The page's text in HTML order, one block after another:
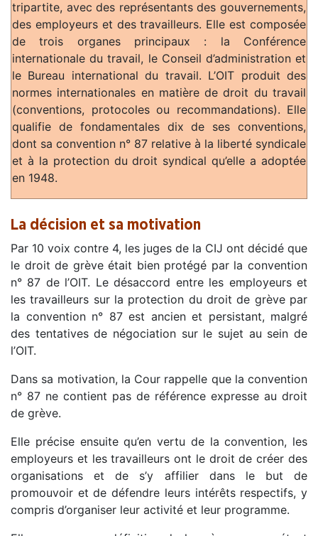
tripartite, avec des représentants des gouvernements,
des employeurs et des travailleurs. Elle est composée
de trois organes principaux : la Conférence
internationale du travail, le Conseil d’administration et
le Bureau international du travail. L’OIT produit des
normes internationales en matière de droit du travail
(conventions, protocoles ou recommandations). Elle
qualifie de fondamentales dix de ses conventions,
dont sa convention n° 87 relative à la liberté syndicale
et à la protection du droit syndical qu’elle a adoptée
en 1948.
La décision et sa motivation
Par 10 voix contre 4, les juges de la CIJ ont décidé que
le droit de grève était bien protégé par la convention
n° 87 de l’OIT. Le désaccord entre les employeurs et
les travailleurs sur la protection du droit de grève par
la convention n° 87 est ancien et persistant, malgré
des tentatives de négociation sur le sujet au sein de
l’OIT.
Dans sa motivation, la Cour rappelle que la convention
n° 87 ne contient pas de référence expresse au droit
de grève.
Elle précise ensuite qu’en vertu de la convention, les
employeurs et les travailleurs ont le droit de créer des
organisations et de s’y affilier dans le but de
promouvoir et de défendre leurs intérêts respectifs, y
compris d’organiser leur activité et leur programme.